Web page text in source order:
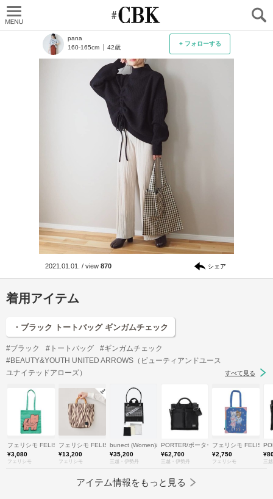
+ フォローする
pana
160-165cm
42歳
2021.01.01. / view 870 シェア
着用アイテム
・ブラック トートバッグ ギンガムチェック
#ブラック #トートバッグ
#ギンガムチェック
#BEAUTY&YOUTH UNITED ARROWS（ビューティアンドユース
ユナイテッドアローズ）
すべて見る
フェリシモ FELISSIMO
¥3,080
フェリシモ
フェリシモ FELISSIMO
¥13,200
フェリシモ
bunect (Women)/ブネクト
¥35,200
三越・伊勢丹
PORTER/ポーター
¥62,700
三越・伊勢丹
フェリシモ
¥2,750
フェリシモ 三
アイテム情報をもっと見る